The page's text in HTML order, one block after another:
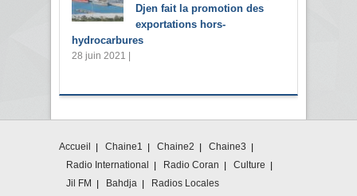
Djen fait la promotion des
exportations hors-
hydrocarbures
28 juin 2021 |
Accueil Chaine1 Chaine2
Chaine3
Radio International
Radio Coran
Culture
Jil FM
Bahdja Radios Locales